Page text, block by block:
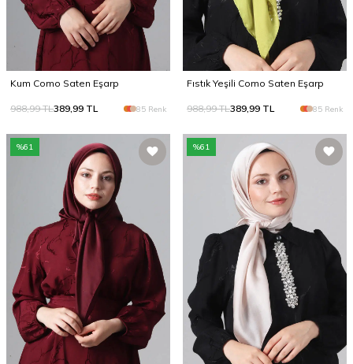
Kum Como Saten Eşarp
988,99TL389,99 TL 85 Renk
Fıstık Yeşili Como Saten Eşarp
988,99TL389,99 TL 85 Renk
%61 %61